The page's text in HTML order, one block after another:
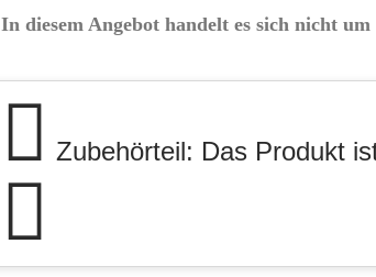
In diesem Angebot handelt es sich nicht
Zubehörteil: Das Produkt